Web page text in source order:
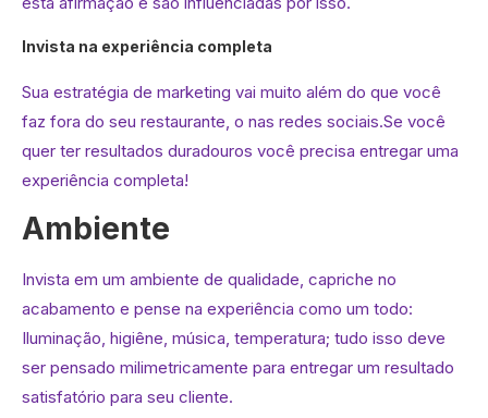
Invista na experiência completa
Sua estratégia de marketing vai muito além do que você
faz fora do seu restaurante, o nas redes sociais.Se você
quer ter resultados duradouros você precisa entregar uma
experiência completa!
Ambiente
Invista em um ambiente de qualidade, capriche no
acabamento e pense na experiência como um todo:
Iluminação, higiêne, música, temperatura; tudo isso deve
ser pensado milimetricamente para entregar um resultado
satisfatório para seu cliente.